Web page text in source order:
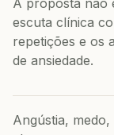
A proposta não
escuta clínica
repetições e os
de ansiedade.
Angústia,